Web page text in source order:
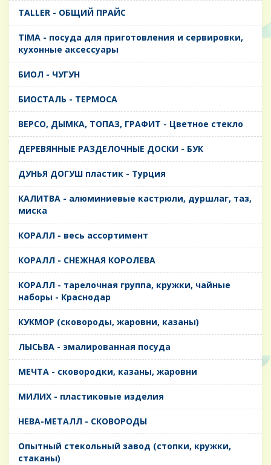
TALLER - ОБЩИЙ ПРАЙС
TIMA - посуда для приготовления и сервировки,
кухонные аксессуары
БИОЛ - ЧУГУН
БИОСТАЛЬ - ТЕРМОСА
ВЕРСО, ДЫМКА, ТОПАЗ, ГРАФИТ - Цветное стекло
ДЕРЕВЯННЫЕ РАЗДЕЛОЧНЫЕ ДОСКИ - БУК
ДУНЬЯ ДОГУШ пластик - Турция
КАЛИТВА - алюминиевые кастрюли, дуршлаг, таз,
миска
КОРАЛЛ - весь ассортимент
КОРАЛЛ - СНЕЖНАЯ КОРОЛЕВА
КОРАЛЛ - тарелочная группа, кружки, чайные
наборы - Краснодар
КУКМОР (сковороды, жаровни, казаны)
ЛЫСЬВА - эмалированная посуда
МЕЧТА - сковородки, казаны, жаровни
МИЛИХ - пластиковые изделия
НЕВА-МЕТАЛЛ - СКОВОРОДЫ
Опытный стекольный завод (стопки, кружки,
стаканы)